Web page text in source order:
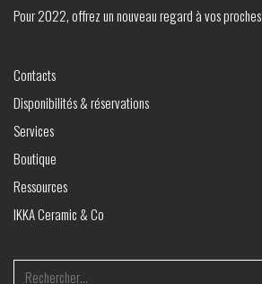
Pour 2022, offrez un nouveau regard à vos proches
Contacts
Disponibilités & réservations
Services
Boutique
Ressources
IKKA Ceramic & Co
Search